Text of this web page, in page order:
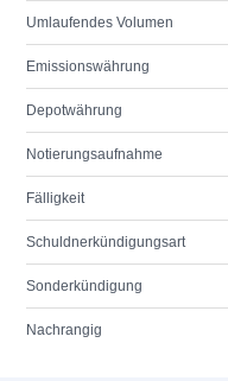
Umlaufendes Volumen
Emissionswährung
Depotwährung
Notierungsaufnahme
Fälligkeit
Schuldnerkündigungsart
Sonderkündigung
Nachrangig